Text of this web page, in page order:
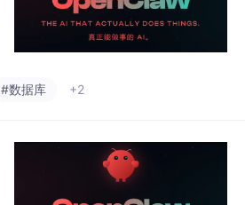
#数据库 +2